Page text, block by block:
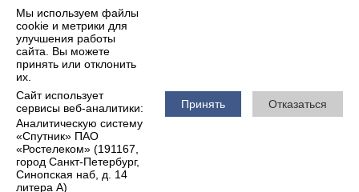
Мы используем файлы
cookie и метрики для
улучшения работы
сайта. Вы можете
принять или отклонить
их.
Сайт использует
сервисы веб-аналитики:
Аналитическую систему
«Спутник» ПАО
«Ростелеком» (191167,
город Санкт-Петербург,
Синопская наб, д. 14
литера А)
Принять Отказаться
2026 г. krilovskaya.ru
Вход
Карта сайта
Политика обработки персональных данных
Сделано на KubCMS
Разработка и поддержка